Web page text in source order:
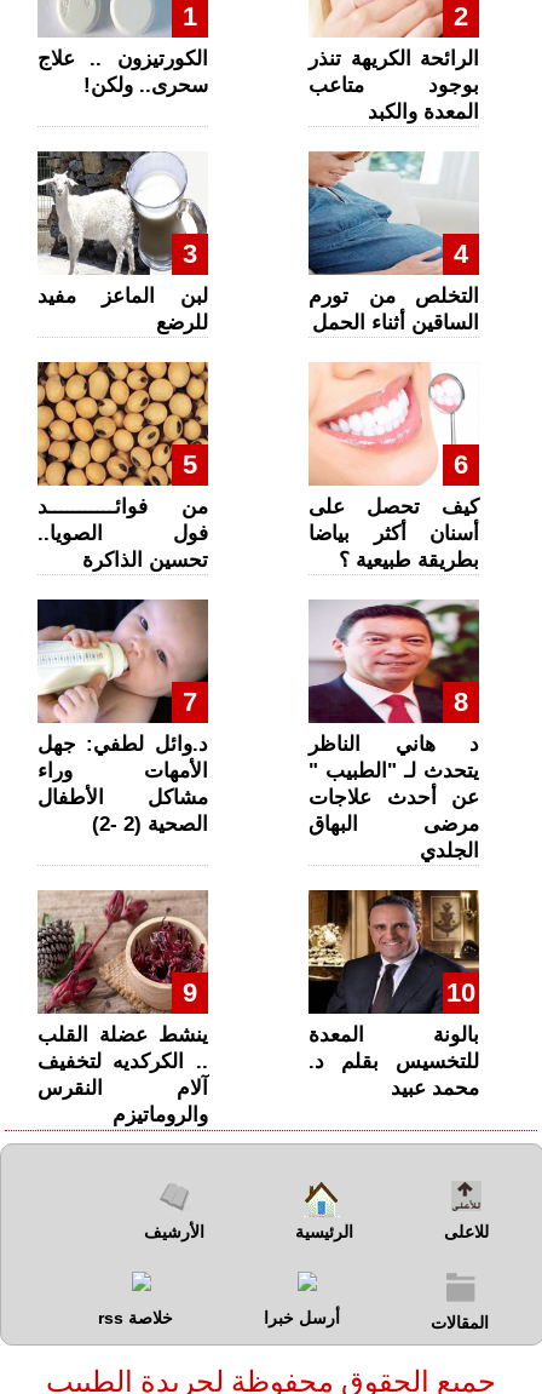
1
الكورتيزون .. علاج
سحرى.. ولكن!
2
الرائحة الكريهة تنذر
بوجود متاعب
المعدة والكبد
3
لبن الماعز مفيد
للرضع
4
التخلص من تورم
الساقين أثناء الحمل
5
من فوائـــــــــــد
فول الصويا..
تحسين الذاكرة
6
كيف تحصل على
أسنان أكثر بياضا
بطريقة طبيعية ؟
7
د.وائل لطفي: جهل
الأمهات وراء
مشاكل الأطفال
الصحية (2 -2)
8
د هاني الناظر
يتحدث لـ "الطبيب "
عن أحدث علاجات
مرضى البهاق
الجلدي
9
ينشط عضلة القلب
.. الكركديه لتخفيف
آلام النقرس
والروماتيزم
10
بالونة المعدة
للتخسيس بقلم د.
محمد عبيد
للاعلى الرئيسية الأرشيف
المقالات أرسل خبرا خلاصة rss
جميع الحقوق محفوظة لجريدة الطبيب